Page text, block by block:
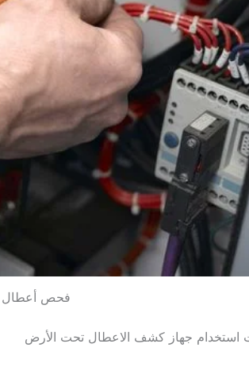
فحص أعطال
استخدام جهاز كشف الاعطال تحت الأرض